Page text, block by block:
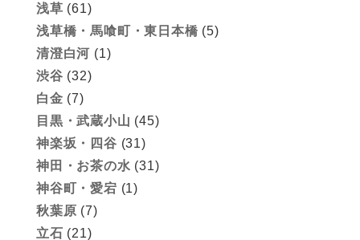
浅草 (61)
浅草橋・馬喰町・東日本橋 (5)
清澄白河 (1)
渋谷 (32)
白金 (7)
目黒・武蔵小山 (45)
神楽坂・四谷 (31)
神田・お茶の水 (31)
神谷町・愛宕 (1)
秋葉原 (7)
立石 (21)